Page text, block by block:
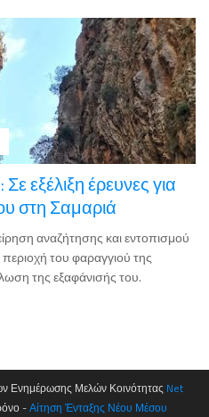
εξέλιξη έρευνες για
στη Σαμαριά
αναζήτησης και εντοπισμού
του φαραγγιού της
της εξαφάνισής του.
Ενημέρωσης Μελών Κοινότητας Net
-Αίτηση Ένταξης Νέου Μέσου